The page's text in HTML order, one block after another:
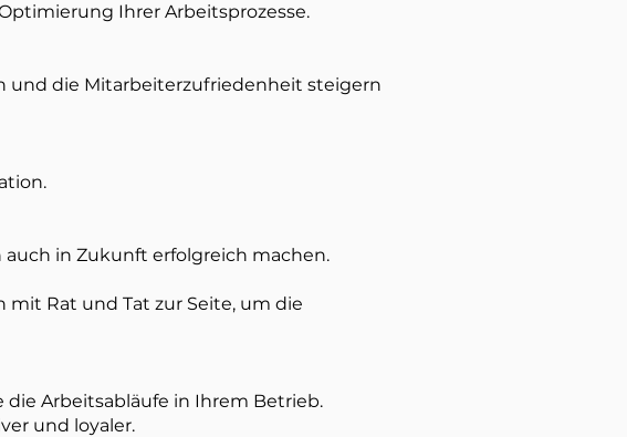
Ihrer Arbeitsprozesse.
und die Mitarbeiterzufriedenheit steigern
in Zukunft erfolgreich machen.
Rat und Tat zur Seite, um die
Arbeitsabläufe in Ihrem Betrieb.
und loyaler.